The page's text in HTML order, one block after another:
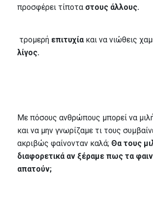
προσφέρει τίποτα στους άλλους.
τρομερή επιτυχίακαι να νιώθεις
λίγος.
Με πόσους ανθρώπους μπορεί να
και να μην γνωρίζαμε τι τους
ακριβώς φαίνονταν καλά; Θα τους
διαφορετικά αν ξέραμε πως τα
απατούν;